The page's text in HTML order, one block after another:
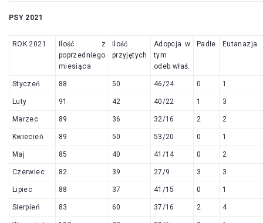
PSY 2021
ROK 2021
Ilość z
poprzedniego
miesiąca
Ilość
przyjętych
Adopcja w
tym
odeb.właś.
Padłe Eutanazja
Styczeń 88 50 46/24 0 1
Luty 91 42 40/22 1 3
Marzec 89 36 32/16 2 2
Kwiecień 89 50 53/20 0 1
Maj 85 40 41/14 0 2
Czerwiec 82 39 27/9 3 3
Lipiec 88 37 41/15 0 1
Sierpień 83 60 37/16 2 4